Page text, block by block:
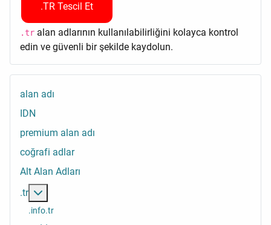
.TR Tescil Et
.tr alan adlarının kullanılabilirliğini kolayca kontrol
edin ve güvenli bir şekilde kaydolun.
alan adı
IDN
premium alan adı
coğrafi adlar
Alt Alan Adları
.tr
.info.tr